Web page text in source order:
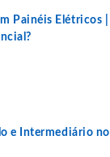
Painéis Elétricos |
e Intermediário no